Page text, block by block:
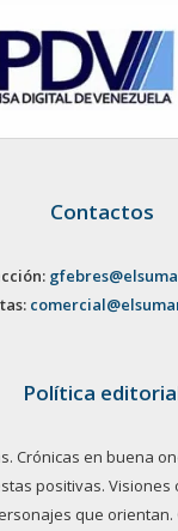
Contactos
Política
Crónicas en buena
positivas. Visiones
que